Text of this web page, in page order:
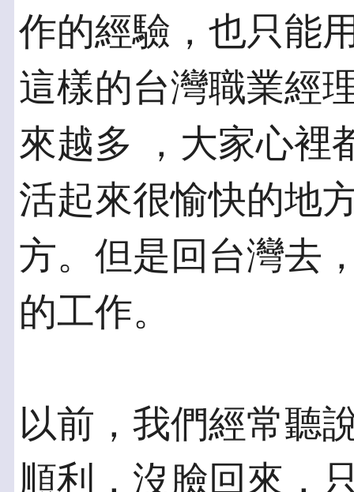
作的經驗，也只能
這樣的台灣職業經
來越多 ，大家心裡
活起來很愉快的地
方。但是回台灣去
的工作。
以前，我們經常聽
順利，沒臉回來，